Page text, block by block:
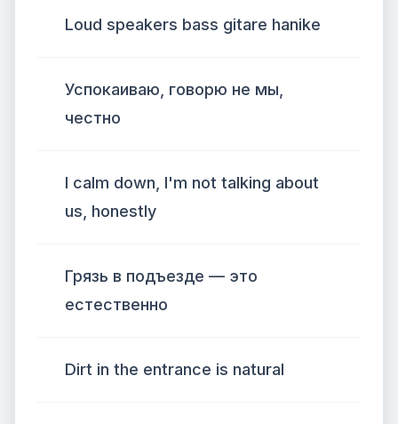
Loud speakers bass gitare hanike
Успокаиваю, говорю не мы,
честно
I calm down, I'm not talking about
us, honestly
Грязь в подъезде — это
естественно
Dirt in the entrance is natural